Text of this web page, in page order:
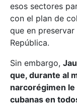
esos sectores
con el plan de
que en
República.
Sin embargo,
que, durante al
narcorégimen
cubanas en